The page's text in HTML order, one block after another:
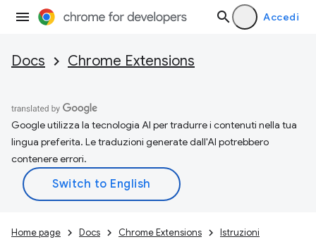
Accedi
Docs Chrome Extensions
Google utilizza la tecnologia AI per tradurre i contenuti nella tua
lingua preferita. Le traduzioni generate dall'AI potrebbero
contenere errori.
Home page Docs Chrome Extensions Istruzioni